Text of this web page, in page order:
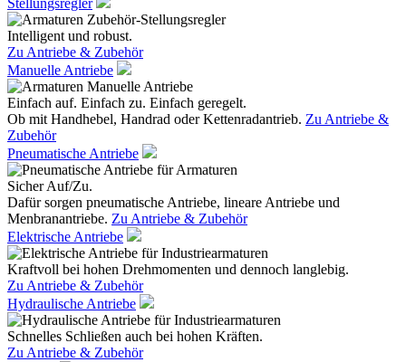
Stellungsregler
Intelligent und robust.
Zu Antriebe & Zubehör
Manuelle Antriebe
Einfach auf. Einfach zu. Einfach geregelt.
Ob mit Handhebel, Handrad oder Kettenradantrieb. Zu Antriebe &
Zubehör
Pneumatische Antriebe
Sicher Auf/Zu.
Dafür sorgen pneumatische Antriebe, lineare Antriebe und
Menbranantriebe. Zu Antriebe & Zubehör
Elektrische Antriebe
Kraftvoll bei hohen Drehmomenten und dennoch langlebig.
Zu Antriebe & Zubehör
Hydraulische Antriebe
Schnelles Schließen auch bei hohen Kräften.
Zu Antriebe & Zubehör